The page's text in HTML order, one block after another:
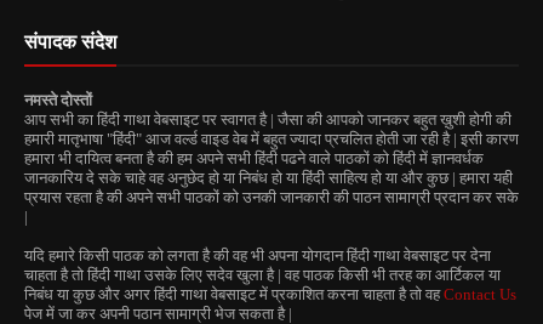
संपादक संदेश
नमस्ते दोस्तों
आप सभी का हिंदी गाथा वेबसाइट पर स्वागत है | जैसा की आपको जानकर बहुत ख़ुशी होगी की
हमारी मातृभाषा "हिंदी" आज वर्ल्ड वाइड वेब में बहुत ज्यादा प्रचलित होती जा रही है | इसी कारण
हमारा भी दायित्व बनता है की हम अपने सभी हिंदी पढने वाले पाठकों को हिंदी में ज्ञानवर्धक
जानकारिय दे सके चाहे वह अनुछेद हो या निबंध हो या हिंदी साहित्य हो या और कुछ | हमारा यही
प्रयास रहता है की अपने सभी पाठकों को उनकी जानकारी की पाठन सामाग्री प्रदान कर सके
|
यदि हमारे किसी पाठक को लगता है की वह भी अपना योगदान हिंदी गाथा वेबसाइट पर देना
चाहता है तो हिंदी गाथा उसके लिए सदेव खुला है | वह पाठक किसी भी तरह का आर्टिकल या
निबंध या कुछ और अगर हिंदी गाथा वेबसाइट में प्रकाशित करना चाहता है तो वहContact Us
पेज में जा कर अपनी पठान सामाग्री भेज सकता है |